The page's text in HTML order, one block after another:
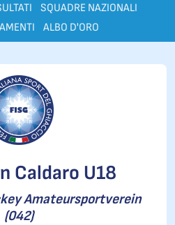
SQUADRE NAZIONALI
ALBO D'ORO
Caldaro U18
Amateursportverein
(042)